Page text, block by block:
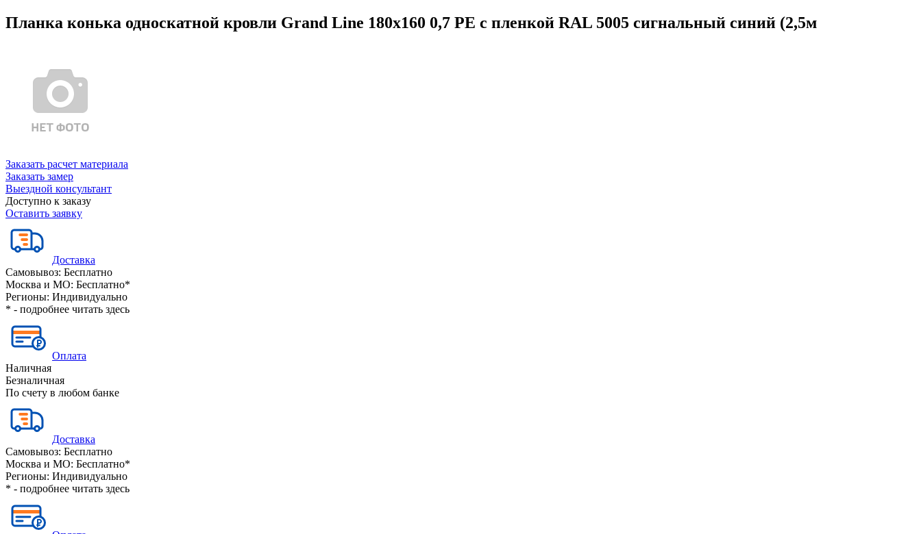
Планка конька односкатной кровли Grand Line 180x160 0,7 PE с пленкой RAL 5005 сигнальный синий (2,5м
Заказать расчет материала
Заказать замер
Выездной консультант
Доступно к заказу
Оставить заявку
Доставка
Самовывоз: Бесплатно
Москва и МО: Бесплатно*
Регионы: Индивидуально
* - подробнее читать здесь
Оплата
Наличная
Безналичная
По счету в любом банке
Доставка
Самовывоз: Бесплатно
Москва и МО: Бесплатно*
Регионы: Индивидуально
* - подробнее читать здесь